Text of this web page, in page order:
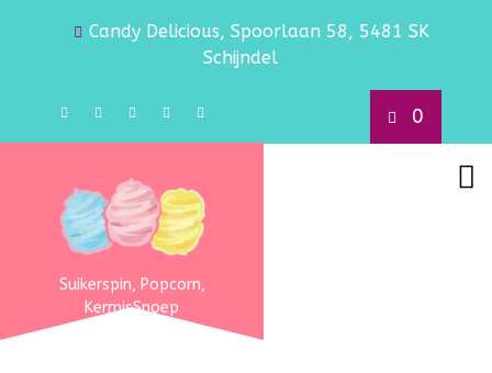
Candy Delicious, Spoorlaan 58, 5481 SK
Schijndel
0
Suikerspin, Popcorn,
KermisSnoep